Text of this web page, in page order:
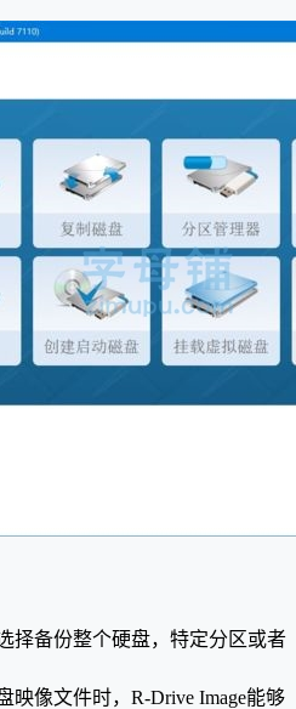
择备份整个硬盘，特定分区或者
映像文件时，R-Drive Image能够